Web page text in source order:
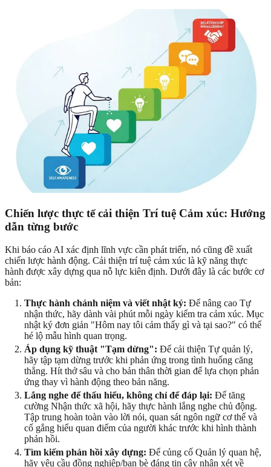
Chiến lược thực tế cải thiện Trí tuệ Cảm xúc: Hướng
dẫn từng bước
Khi báo cáo AI xác định lĩnh vực cần phát triển, nó cũng đề xuất
chiến lược hành động. Cải thiện trí tuệ cảm xúc là kỹ năng thực
hành được xây dựng qua nỗ lực kiên định. Dưới đây là các bước cơ
bản:
Thực hành chánh niệm và viết nhật ký: Để nâng cao Tự
nhận thức, hãy dành vài phút mỗi ngày kiểm tra cảm xúc. Mục
nhật ký đơn giản "Hôm nay tôi cảm thấy gì và tại sao?" có thể
hé lộ mẫu hình quan trọng.
Áp dụng kỹ thuật "Tạm dừng": Để cải thiện Tự quản lý,
hãy tập tạm dừng trước khi phản ứng trong tình huống căng
thẳng. Hít thở sâu và cho bản thân thời gian để lựa chọn phản
ứng thay vì hành động theo bản năng.
Lắng nghe để thấu hiểu, không chỉ để đáp lại: Để tăng
cường Nhận thức xã hội, hãy thực hành lắng nghe chủ động.
Tập trung hoàn toàn vào lời nói, quan sát ngôn ngữ cơ thể và
cố gắng hiểu quan điểm của người khác trước khi hình thành
phản hồi.
Tìm kiếm phản hồi xây dựng: Để củng cố Quản lý quan hệ,
hãy yêu cầu đồng nghiệp/bạn bè đáng tin cậy nhận xét về